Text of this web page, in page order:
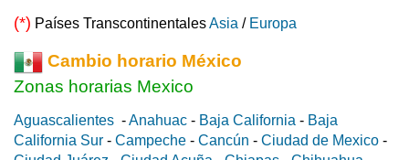
(*) Países TranscontinentalesAsia / Europa
Cambio horario México
Zonas horarias Mexico
Aguascalientes -Anahuac - Baja California - Baja
California Sur - Campeche - Cancún - Ciudad de Mexico -